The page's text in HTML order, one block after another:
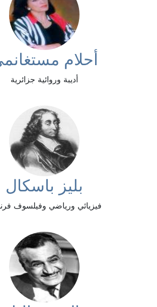
أحلام
أديبة وروائية جزائرية
بليز باسكال
فيزيائي ورياضي وفيلسوف